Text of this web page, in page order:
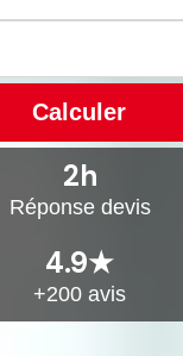
Calculer
Réponse devis
2h
+200 avis
4.9★